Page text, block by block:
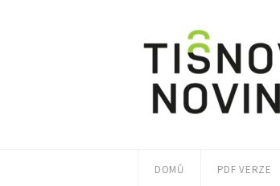
DOMŮ PDF VERZE